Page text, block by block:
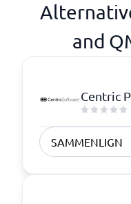
and
Centric
SAMMENLIGN